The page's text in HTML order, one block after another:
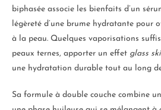
biphasée associe les bienfaits d’un
légèreté d’une brume hydratante pour
à la peau. Quelques vaporisations
peaux ternes, apporter un effet glass
une hydratation durable tout au long
Sa formule à double couche combine